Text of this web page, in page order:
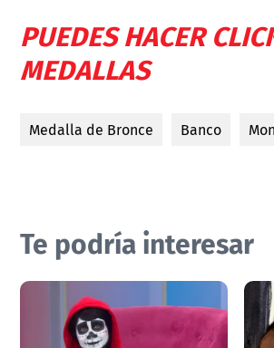
PUEDES HACER
MEDALLAS
Medalla de Bronce Banco
Te podría interesar